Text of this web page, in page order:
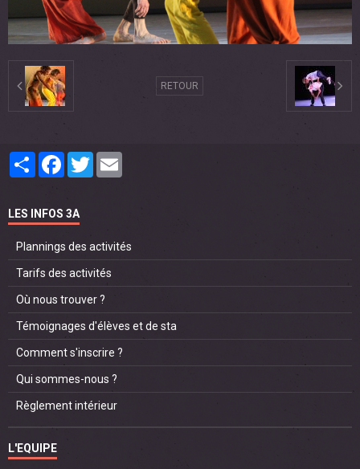
RETOUR
PartagerFacebook
Twitter
LES INFOS 3A
Plannings des activités
Tarifs des activités
Où nous trouver ?
Témoignages d'élèves et de sta
Comment s'inscrire ?
Qui sommes-nous ?
Règlement intérieur
L'EQUIPE